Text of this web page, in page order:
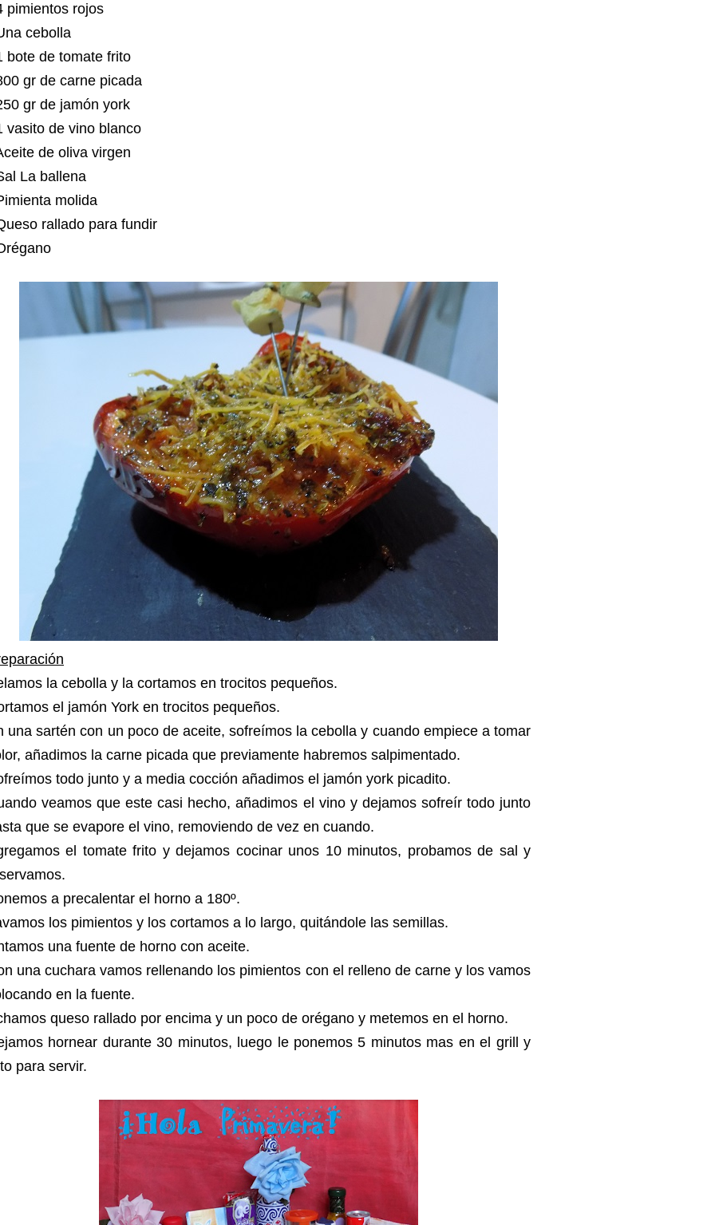
pimientos rojos
cebolla
bote de tomate frito
gr de carne picada
gr de jamón york
vasito de vino blanco
de oliva virgen
La ballena
molida
rallado para fundir
la cebolla y la cortamos en trocitos pequeños.
el jamón York en trocitos pequeños.
una sartén con un poco de aceite, sofreímos la cebolla y cuando empiece a tomar
añadimos la carne picada que previamente habremos salpimentado.
todo junto y a media cocción añadimos el jamón york picadito.
veamos que este casi hecho, añadimos el vino y dejamos sofreír todo junto
que se evapore el vino, removiendo de vez en cuando.
el tomate frito y dejamos cocinar unos 10 minutos, probamos de sal y
a precalentar el horno a 180º.
los pimientos y los cortamos a lo largo, quitándole las semillas.
una fuente de horno con aceite.
una cuchara vamos rellenando los pimientos con el relleno de carne y los vamos
en la fuente.
queso rallado por encima y un poco de orégano y metemos en el horno.
hornear durante 30 minutos, luego le ponemos 5 minutos mas en el grill y
para servir.